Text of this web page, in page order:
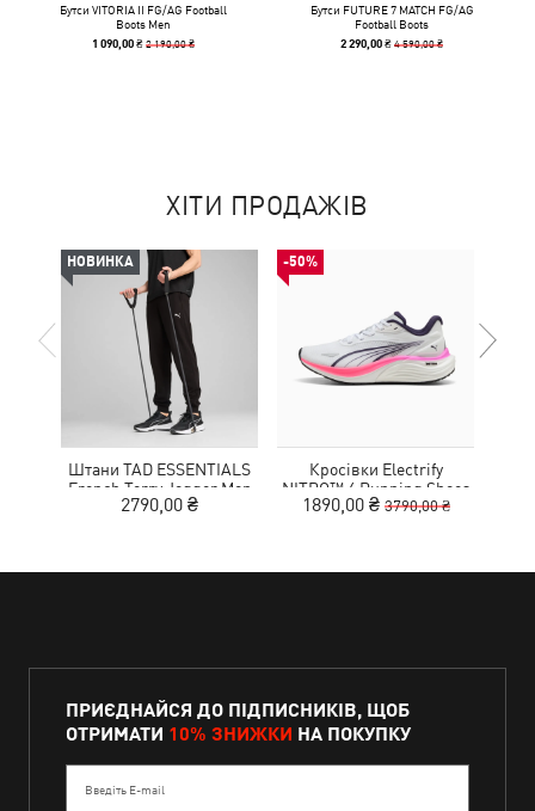
Бутси VITORIA II FG/AG Football
Boots Men
1 090,00 ₴2 190,00 ₴
Бутси FUTURE 7 MATCH FG/AG
Football Boots
2 290,00 ₴4 590,00 ₴
ХІТИ ПРОДАЖІВ
НОВИНКА
Штани TAD ESSENTIALS
French Terry Jogger Men
2790,00 ₴
-50%
Кросівки Electrify
NITRO™ 4 Running Shoes
Youth
1890,00 ₴ 3790,00 ₴
ПРИЄДНАЙСЯ ДО ПІДПИСНИКІВ, ЩОБ
ОТРИМАТИ 10% ЗНИЖКИ НА ПОКУПКУ
Введіть E-mail